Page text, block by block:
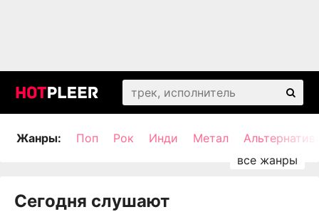
Жанры: Поп Рок Инди Метал
Сегодня слушают